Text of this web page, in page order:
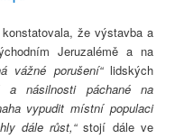
že výstavba a
Jeruzalémě a na
vážné porušení“lidských
a násilnosti páchané na
vypudit místní populaci
dále růst,“stojí dále ve